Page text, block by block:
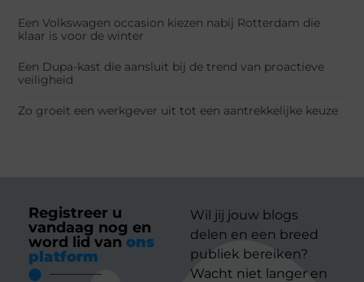
Een Volkswagen occasion kiezen nabij Rotterdam die
klaar is voor de winter
Een Dupa-kast die aansluit bij de trend van proactieve
veiligheid
Zo groeit een werkgever uit tot een aantrekkelijke keuze
Registreer u
vandaag nog en
word lid van ons
platform
Wil jij jouw blogs
delen en een breed
publiek bereiken?
Wacht niet langer en